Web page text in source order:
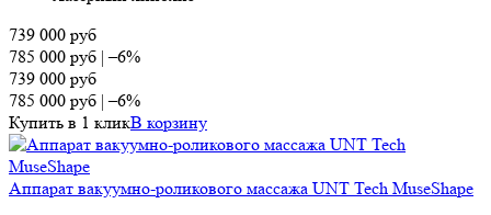
739 000 руб
785 000 руб |–6%
739 000 руб
785 000 руб |–6%
Купить в 1 кликВ корзину
Аппарат вакуумно-роликового массажа UNT Tech MuseShape